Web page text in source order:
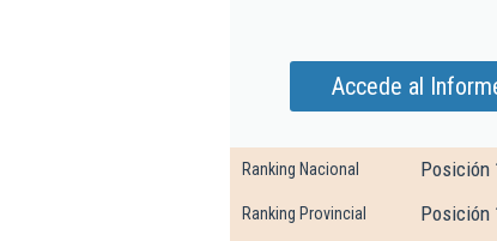
Accede al
Ranking Nacional Posición
Ranking Provincial Posición